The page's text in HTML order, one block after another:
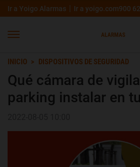
Ir a Yoigo Alarmas Ir a yoigo.com900
INICIO DISPOSITIVOS DE SEGURIDAD
Qué cámara de
parking instalar en